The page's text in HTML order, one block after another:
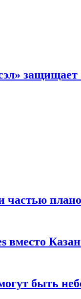
защищает
частью
быть